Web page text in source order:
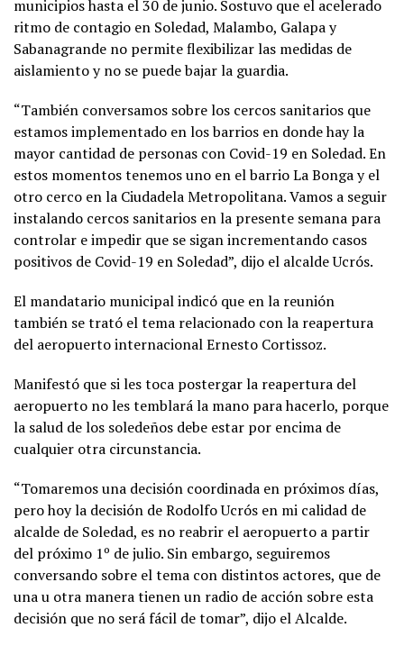
municipios hasta el 30 de junio. Sostuvo que el acelerado
ritmo de contagio en Soledad, Malambo, Galapa y
Sabanagrande no permite flexibilizar las medidas de
aislamiento y no se puede bajar la guardia.
“También conversamos sobre los cercos sanitarios que
estamos implementado en los barrios en donde hay la
mayor cantidad de personas con Covid-19 en Soledad. En
estos momentos tenemos uno en el barrio La Bonga y el
otro cerco en la Ciudadela Metropolitana. Vamos a seguir
instalando cercos sanitarios en la presente semana para
controlar e impedir que se sigan incrementando casos
positivos de Covid-19 en Soledad”, dijo el alcalde Ucrós.
El mandatario municipal indicó que en la reunión
también se trató el tema relacionado con la reapertura
del aeropuerto internacional Ernesto Cortissoz.
Manifestó que si les toca postergar la reapertura del
aeropuerto no les temblará la mano para hacerlo, porque
la salud de los soledeños debe estar por encima de
cualquier otra circunstancia.
“Tomaremos una decisión coordinada en próximos días,
pero hoy la decisión de Rodolfo Ucrós en mi calidad de
alcalde de Soledad, es no reabrir el aeropuerto a partir
del próximo 1º de julio. Sin embargo, seguiremos
conversando sobre el tema con distintos actores, que de
una u otra manera tienen un radio de acción sobre esta
decisión que no será fácil de tomar”, dijo el Alcalde.